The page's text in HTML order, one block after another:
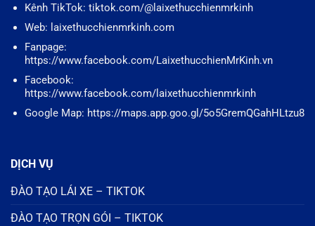
Kênh TikTok: tiktok.com/@laixethucchienmrkinh
Web: laixethucchienmrkinh.com
Fanpage:
https://www.facebook.com/LaixethucchienMrKinh.vn
Facebook:
https://www.facebook.com/laixethucchienmrkinh
Google Map: https://maps.app.goo.gl/5o5GremQGahHLtzu8
DỊCH VỤ
ĐÀO TẠO LÁI XE – TIKTOK
ĐÀO TẠO TRỌN GÓI – TIKTOK